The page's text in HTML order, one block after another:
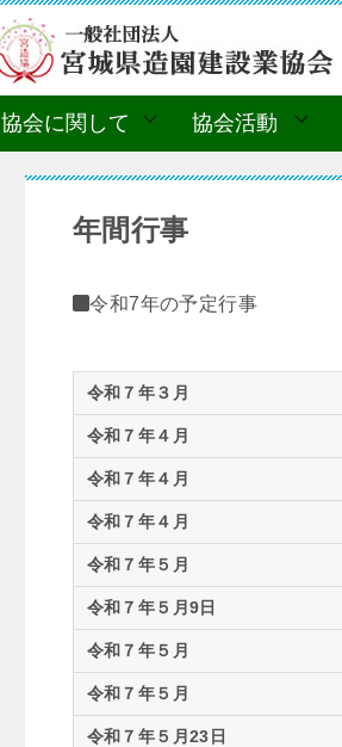
協会に関して 協会活動
年間行事
令和7年の予定行事
令和７年３月
令和７年４月
令和７年４月
令和７年４月
令和７年５月
令和７年５月9日
令和７年５月
令和７年５月
令和７年５月23日